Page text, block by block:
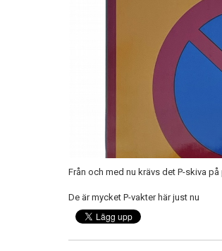
Från och med nu krävs det P-skiva
De är mycket P-vakter här just nu